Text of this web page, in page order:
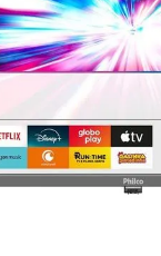
9º microondas
º multiprocessador